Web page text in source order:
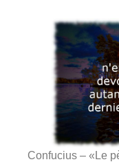
Confucius – «Le